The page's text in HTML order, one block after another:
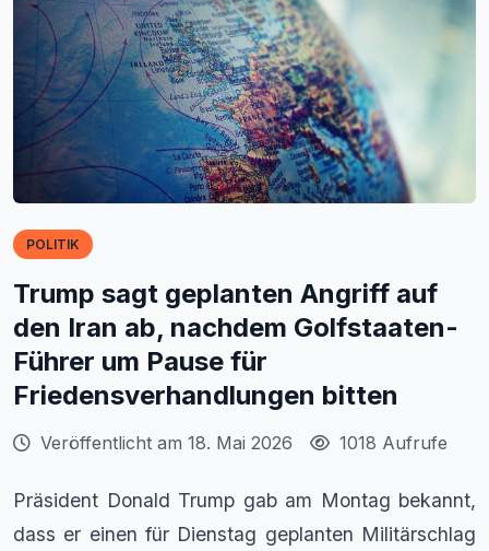
POLITIK
Trump sagt geplanten Angriff auf
den Iran ab, nachdem Golfstaaten-
Führer um Pause für
Friedensverhandlungen bitten
Veröffentlicht am 18. Mai 2026 1018 Aufrufe
Präsident Donald Trump gab am Montag bekannt,
dass er einen für Dienstag geplanten Militärschlag